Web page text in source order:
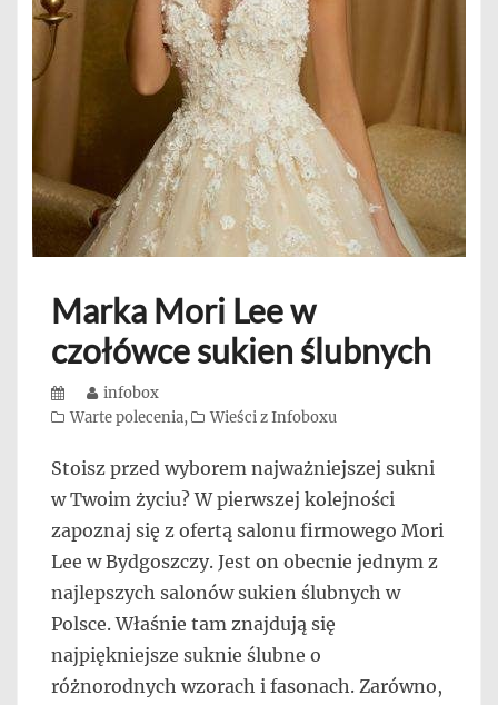
Marka Mori Lee w
czołówce sukien ślubnych
Posted
on
Author
infobox
Categories
Warte polecenia, Wieści z Infoboxu
Stoisz przed wyborem najważniejszej sukni
w Twoim życiu? W pierwszej kolejności
zapoznaj się z ofertą salonu firmowego Mori
Lee w Bydgoszczy. Jest on obecnie jednym z
najlepszych salonów sukien ślubnych w
Polsce. Właśnie tam znajdują się
najpiękniejsze suknie ślubne o
różnorodnych wzorach i fasonach. Zarówno,